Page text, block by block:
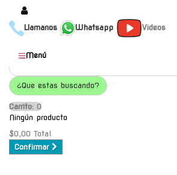
Llamanos Whatsapp Videos
Productos
Populares
Categorías
Marcas
Mayoristas
Contacto
Menú
¿Que estas buscando?
Carrito: O
Ningún producto
$0,00 Total
Confirmar